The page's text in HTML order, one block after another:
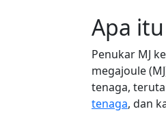
Apa
Penukar MJ
megajoule
tenaga,
tenaga, dan